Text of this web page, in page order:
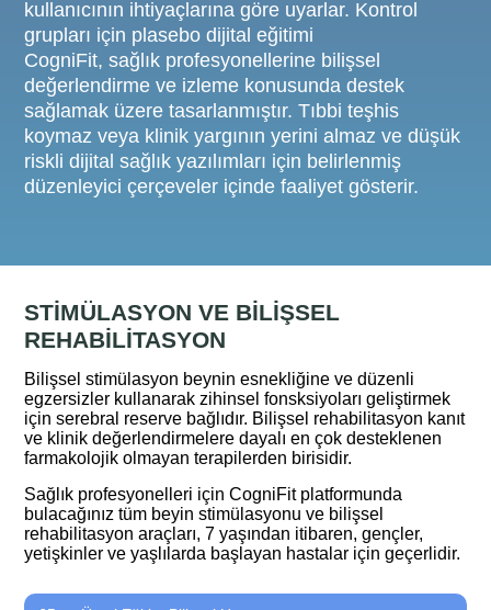
kullanıcının ihtiyaçlarına göre uyarlar. Kontrol
grupları için plasebo dijital eğitimi
CogniFit, sağlık profesyonellerine bilişsel
değerlendirme ve izleme konusunda destek
sağlamak üzere tasarlanmıştır. Tıbbi teşhis
koymaz veya klinik yargının yerini almaz ve düşük
riskli dijital sağlık yazılımları için belirlenmiş
düzenleyici çerçeveler içinde faaliyet gösterir.
STIMÜLASYON VE BILIŞSEL
REHABILITASYON
Bilişsel stimülasyon beynin esnekliğine ve düzenli
egzersizler kullanarak zihinsel fonsksiyoları geliştirmek
için serebral reserve bağlıdır. Bilişsel rehabilitasyon kanıt
ve klinik değerlendirmelere dayalı en çok desteklenen
farmakolojik olmayan terapilerden birisidir.
Sağlık profesyonelleri için CogniFit platformunda
bulacağınız tüm beyin stimülasyonu ve bilişsel
rehabilitasyon araçları, 7 yaşından itibaren, gençler,
yetişkinler ve yaşlılarda başlayan hastalar için geçerlidir.